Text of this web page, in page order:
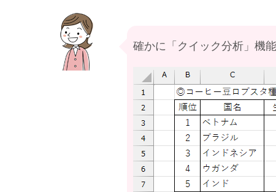
確かに「クイック分析」機